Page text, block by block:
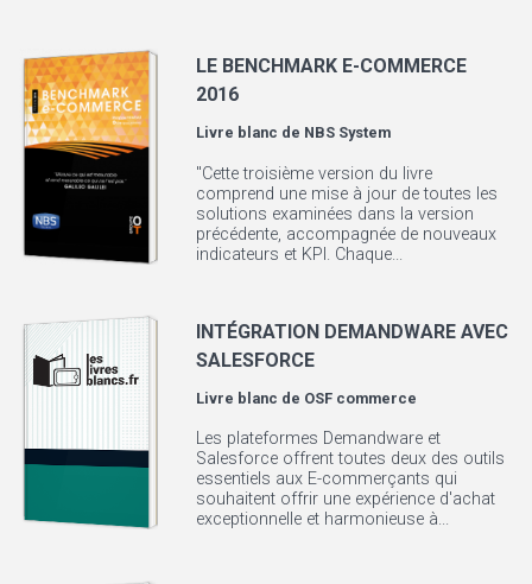
LE BENCHMARK E-COMMERCE
2016
Livre blanc de NBS System
"Cette troisième version du livre
comprend une mise à jour de toutes les
solutions examinées dans la version
précédente, accompagnée de nouveaux
indicateurs et KPI. Chaque...
INTÉGRATION DEMANDWARE AVEC
SALESFORCE
Livre blanc de OSF commerce
Les plateformes Demandware et
Salesforce offrent toutes deux des outils
essentiels aux E-commerçants qui
souhaitent offrir une expérience d'achat
exceptionnelle et harmonieuse à...